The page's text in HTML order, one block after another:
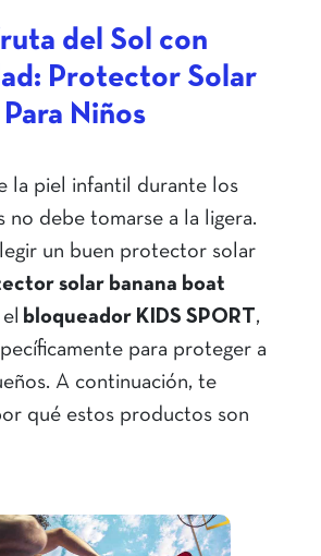
del Sol con
Protector Solar
Para Niños
la piel infantil durante los
no debe tomarse a la ligera.
un buen protector solar
solar banana boat
bloqueador KIDS SPORT,
para proteger a
A continuación, te
qué estos productos son